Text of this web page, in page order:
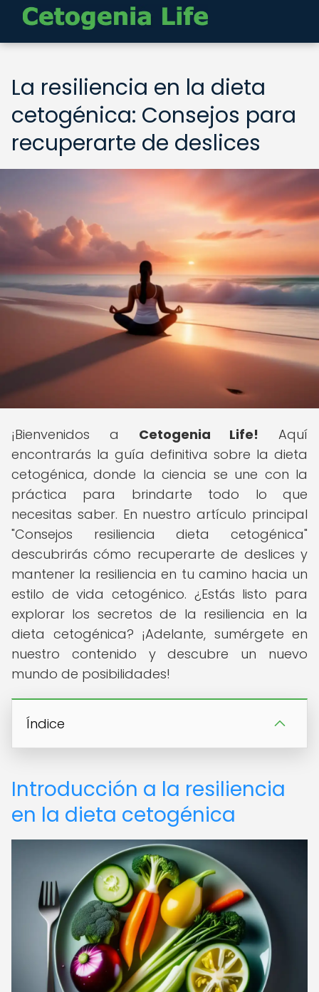
La resiliencia en la dieta
cetogénica: Consejos para
recuperarte de deslices
¡Bienvenidos a Cetogenia Life! Aquí
encontrarás la guía definitiva sobre la dieta
cetogénica, donde la ciencia se une con la
práctica para brindarte todo lo que
necesitas saber. En nuestro artículo principal
"Consejos resiliencia dieta cetogénica"
descubrirás cómo recuperarte de deslices y
mantener la resiliencia en tu camino hacia un
estilo de vida cetogénico. ¿Estás listo para
explorar los secretos de la resiliencia en la
dieta cetogénica? ¡Adelante, sumérgete en
nuestro contenido y descubre un nuevo
mundo de posibilidades!
Índice
Introducción a la resiliencia
en la dieta cetogénica